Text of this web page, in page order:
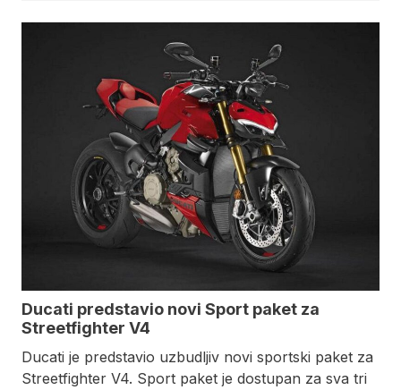
Ducati predstavio novi Sport paket za
Streetfighter V4
Ducati je predstavio uzbudljiv novi sportski paket za
Streetfighter V4. Sport paket je dostupan za sva tri